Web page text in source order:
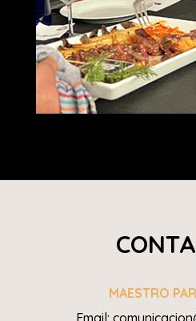
MAESTRO